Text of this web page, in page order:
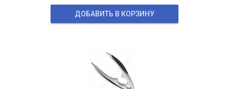
ДОБАВИТЬ В КОРЗИНУ